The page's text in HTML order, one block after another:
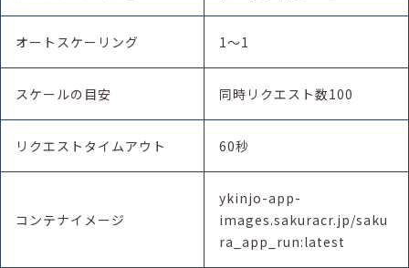
オートスケーリング 1～1
スケールの目安 同時リクエスト数100
リクエストタイムアウト 60秒
コンテナイメージ
ykinjo-app-
images.sakuracr.jp/saku
ra_app_run:latest